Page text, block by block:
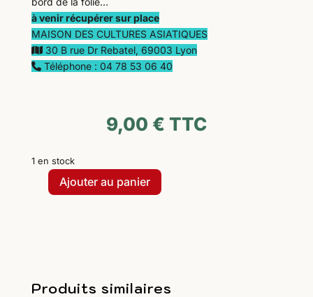
à venir récupérer sur place
MAISON DES CULTURES ASIATIQUES
30 B rue Dr Rebatel, 69003 Lyon
Téléphone : 04 78 53 06 40
9,00 € TTC
1 en stock
quantité
saga
Ajouter au panier
Produits similaires